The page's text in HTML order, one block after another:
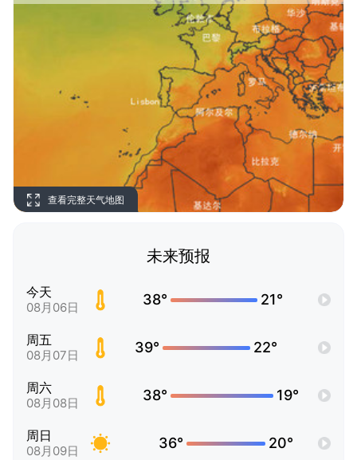
查看完整天气地图
未来预报
今天
08月06日 38° 21°
周五
08月07日 39° 22°
周六
08月08日 38° 19°
周日
08月09日 36° 20°